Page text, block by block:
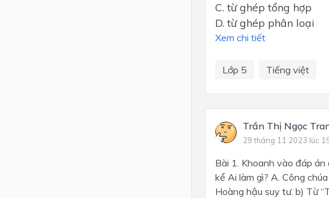
C. từ ghép tổng hợp
D. từ ghép phân loại
Xem chi tiết
Lớp 5 Tiếng việt
Trần Thị Ngọc
29 tháng 11 2023 lúc
Bài 1. Khoanh vào đáp
kể Ai làm gì? A. Công
Hoàng hậu suy tư. b) Từ